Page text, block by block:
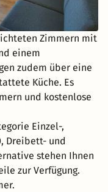
Zimmern mit
einem
zudem über eine
Küche. Es
und kostenlose
Einzel-,
Dreibett- und
stehen Ihnen
zur Verfügung.